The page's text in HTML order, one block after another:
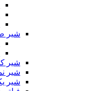
شیر
شیر
شیر
شیر